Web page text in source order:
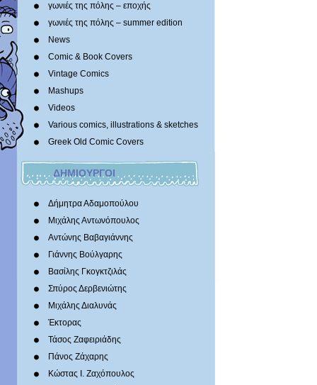
γωνιές της πόλης – εποχής
γωνιές της πόλης – summer edition
News
Comic & Book Covers
Vintage Comics
Mashups
Videos
Various comics, illustrations & sketches
Greek Old Comic Covers
ΔΗΜΙΟΥΡΓΟΙ
Δήμητρα Αδαμοπούλου
Μιχάλης Αντωνόπουλος
Αντώνης Βαβαγιάννης
Γιάννης Βούλγαρης
Βασίλης Γκογκτζιλάς
Σπύρος Δερβενιώτης
Mιχάλης Διαλυνάς
Έκτορας
Τάσος Ζαφειριάδης
Πάνος Ζάχαρης
Κώστας Ι. Ζαχόπουλoς